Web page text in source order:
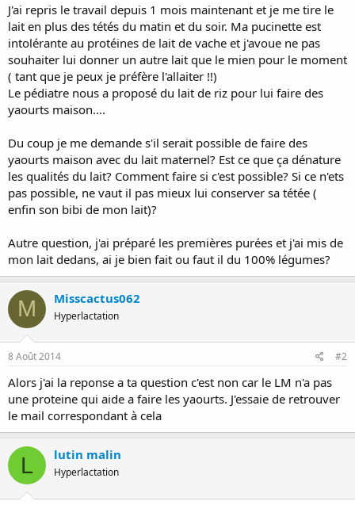
J'ai repris le travail depuis 1 mois maintenant et je me tire le
lait en plus des tétés du matin et du soir. Ma pucinette est
intolérante au protéines de lait de vache et j'avoue ne pas
souhaiter lui donner un autre lait que le mien pour le moment
( tant que je peux je préfère l'allaiter !!)
Le pédiatre nous a proposé du lait de riz pour lui faire des
yaourts maison....
Du coup je me demande s'il serait possible de faire des
yaourts maison avec du lait maternel? Est ce que ça dénature
les qualités du lait? Comment faire si c'est possible? Si ce n'ets
pas possible, ne vaut il pas mieux lui conserver sa tétée (
enfin son bibi de mon lait)?
Autre question, j'ai préparé les premières purées et j'ai mis de
mon lait dedans, ai je bien fait ou faut il du 100% légumes?
M Misscactus062
Hyperlactation
8 Août 2014 #2
Alors j'ai la reponse a ta question c'est non car le LM n'a pas
une proteine qui aide a faire les yaourts. J'essaie de retrouver
le mail correspondant à cela
L lutin malin
Hyperlactation